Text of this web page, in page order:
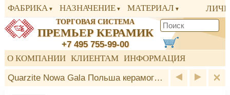
ФАБРИКА НАЗНАЧЕНИЕ МАТЕРИАЛ
ТОРГОВАЯ СИСТЕМА
ПРЕМЬЕР КЕРАМИК
+7 495 755-99-00
О КОМПАНИИ КЛИЕНТАМ ИНФОРМАЦИЯ
Quarzite Nowa Gala Польша керамогранит